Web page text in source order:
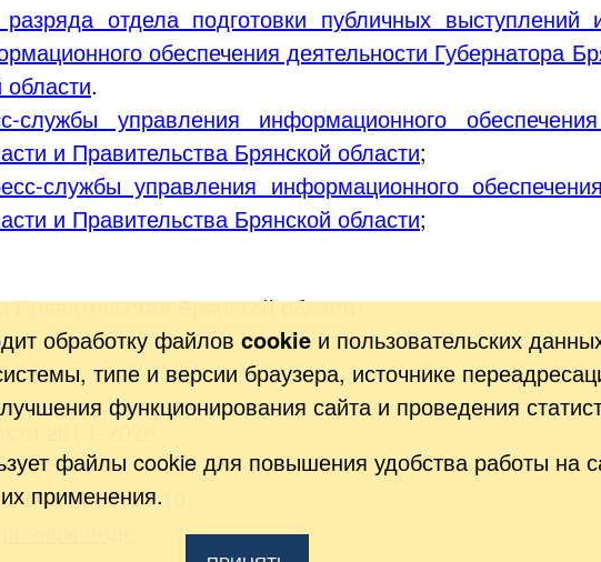
отдела подготовки публичных выступлений
обеспечения деятельности Губернатора
.
службы управления информационного
и Правительства Брянской области;
службы управления информационного
и Правительства Брянской области;
Брянской области
33
(4832) 41-13-10
обработку файлов cookie и пользовательских
типе и версии браузера, источнике
функционирования сайта и проведения
файлы cookie для повышения удобства работы на
применения.